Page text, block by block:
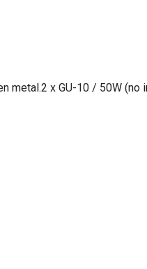
metal.2 x GU-10 / 50W